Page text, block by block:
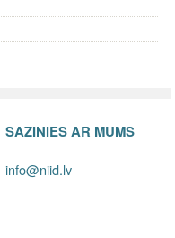
SAZINIES AR MUMS
info@niid.lv